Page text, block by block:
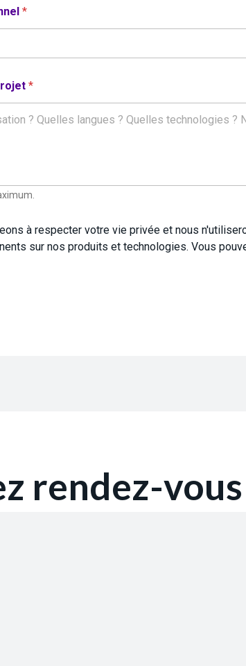
*
*
à respecter votre vie privée et nous
sur nos produits et technologies. Vous
rendez-